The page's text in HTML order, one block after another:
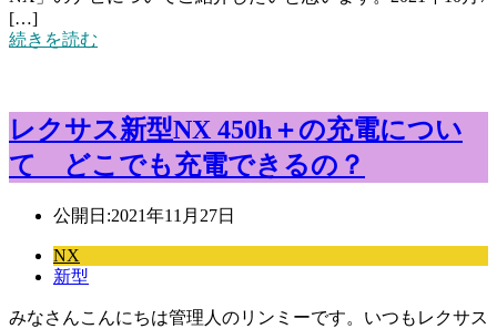
[…]
続きを読む
レクサス新型NX 450h＋の充電につい
て どこでも充電できるの？
公開日:2021年11月27日
NX
新型
みなさんこんにちは管理人のリンミーです。いつもレクサス